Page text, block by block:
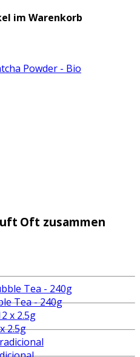
im Warenkorb
Powder - Bio
Oft zusammen
Tea - 240g
2.5g